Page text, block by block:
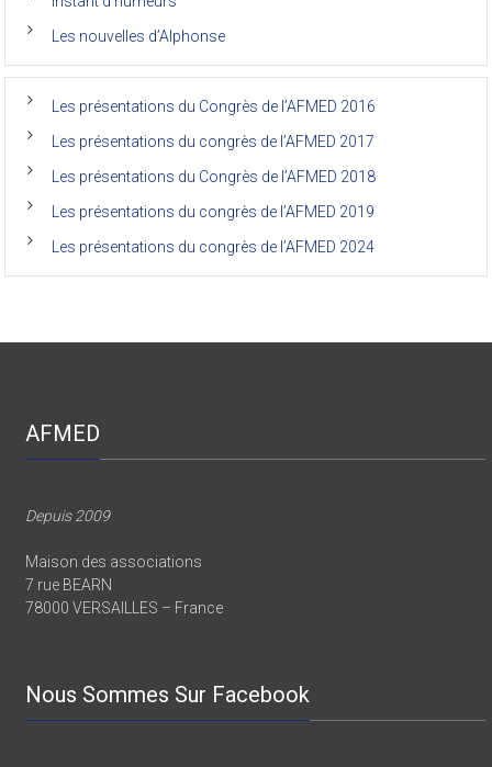
de
de
(Afmed/Unikin)
vécu
Les nouvelles d’Alphonse
Les présentations du Congrès de l’AFMED 2016
Les présentations du congrès de l’AFMED 2017
Les présentations du Congrès de l’AFMED 2018
Les présentations du congrès de l’AFMED 2019
Les présentations du congrès de l’AFMED 2024
AFMED
Depuis 2009
Maison des associations
7 rue BEARN
78000 VERSAILLES – France
Nous Sommes Sur Facebook